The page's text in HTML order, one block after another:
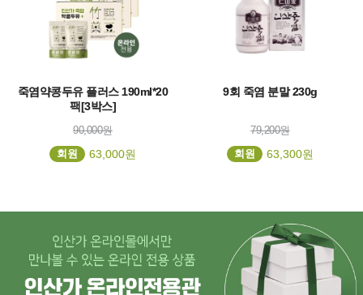
죽염약콩두유 플러스 190ml*20
팩[3박스]
90,000원
회원
63,000원
9회 죽염 분말 230g
79,200원
회원
63,300원